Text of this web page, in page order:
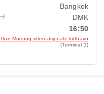
Bangkok
DMK
16:50
Don Mueang internasjonale lufthavn
(Terminal 1)